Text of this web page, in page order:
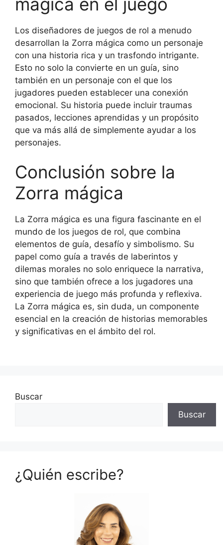
Los diseñadores de juegos de rol a menudo
desarrollan la Zorra mágica como un personaje
con una historia rica y un trasfondo intrigante.
Esto no solo la convierte en un guía, sino
también en un personaje con el que los
jugadores pueden establecer una conexión
emocional. Su historia puede incluir traumas
pasados, lecciones aprendidas y un propósito
que va más allá de simplemente ayudar a los
personajes.
Conclusión sobre la
Zorra mágica
La Zorra mágica es una figura fascinante en el
mundo de los juegos de rol, que combina
elementos de guía, desafío y simbolismo. Su
papel como guía a través de laberintos y
dilemas morales no solo enriquece la narrativa,
sino que también ofrece a los jugadores una
experiencia de juego más profunda y reflexiva.
La Zorra mágica es, sin duda, un componente
esencial en la creación de historias memorables
y significativas en el ámbito del rol.
Buscar
Buscar
¿Quién escribe?